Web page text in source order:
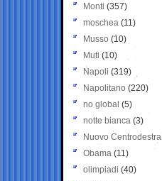
Monti (357)
moschea (11)
Musso (10)
Muti (10)
Napoli (319)
Napolitano (220)
no global (5)
notte bianca (3)
Nuovo Centrodestra
Obama (11)
olimpiadi (40)